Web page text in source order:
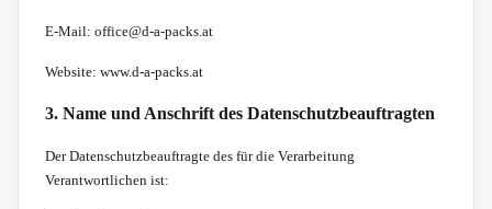
E-Mail: office@d-a-packs.at
Website: www.d-a-packs.at
3. Name und Anschrift des Datenschutzbeauftragten
Der Datenschutzbeauftragte des für die Verarbeitung
Verantwortlichen ist: